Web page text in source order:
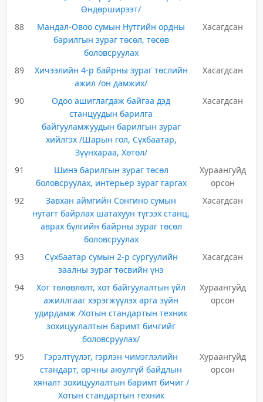
Өндөрширээт/
88
Мандал-Овоо сумын Нутгийн ордны
барилгын зураг төсөл, төсөв
боловсруулах
Хасагдсан
89
Хичээлийн 4-р байрны зураг төслийн
ажил /он дамжих/
Хасагдсан
90
Одоо ашиглагдаж байгаа дэд
станцуудын барилга
байгууламжуудын барилгын зураг
хийлгэх /Шарын гол, Сүхбаатар,
Зүүнхараа, Хөтөл/
Хасагдсан
91
Шинэ барилгын зураг төсөл
боловсруулах, интерьер зураг гаргах
Хураангуйд
орсон
92
Завхан аймгийн Сонгино сумын
нутагт байрлах шатахуун түгээх станц,
аврах бүлгийн байрны зураг төсөл
боловсруулах
Хасагдсан
93
Сүхбаатар сумын 2-р сургуулийн
заалны зураг төсвийн үнэ
Хасагдсан
94
Хот төлөвлөлт, хот байгуулалтын үйл
ажиллгааг хэрэгжүүлэх арга зүйн
удирдамж /Хотын стандартын техник
зохицуулалтын баримт бичгийг
боловсруулах/
Хураангуйд
орсон
95
Гэрэлтүүлэг, гэрлэн чимэглэлийн
стандарт, орчны аюулгүй байдлын
хяналт зохицуулалтын баримт бичиг /
Хотын стандартын техник
Хураангуйд
орсон